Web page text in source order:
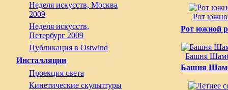
Неделя искусств, Москва
2009
Неделя искусств,
Петербург 2009
Публикация в Ostwind
Инсталляции
Проекция света
Кинетические скульптуры
Рот
Рот южной
Башня
Башня